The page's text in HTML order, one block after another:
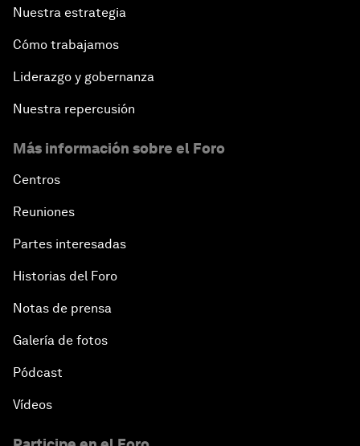
Nuestra estrategia
Cómo trabajamos
Liderazgo y gobernanza
Nuestra repercusión
Más información sobre el Foro
Centros
Reuniones
Partes interesadas
Historias del Foro
Notas de prensa
Galería de fotos
Pódcast
Vídeos